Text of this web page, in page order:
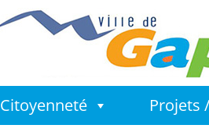
Citoyenneté Projets